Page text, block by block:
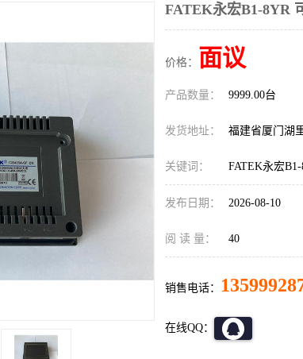
FATEK永宏B1-8YR
价格： 面议
产品数量： 9999.00台
发货地址： 福建省厦门湖
关键词： FATEK永宏
发布日期： 2026-08-10
阅 读 量： 40
销售电话：
在线QQ：